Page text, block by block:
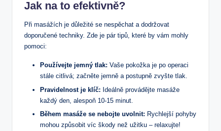
Jak na to efektivně?
Při masážích je důležité se nespěchat a dodržovat
doporučené techniky. Zde je pár tipů, které by vám mohly
pomoci:
Používejte jemný tlak: Vaše pokožka je po operaci
stále citlivá; začněte jemně a postupně zvyšte tlak.
Pravidelnost je klíč: Ideálně provádějte masáže
každý den, alespoň 10-15 minut.
Během masáže se nebojte uvolnit: Rychlejší pohyby
mohou způsobit víc škody než užitku – relaxujte!